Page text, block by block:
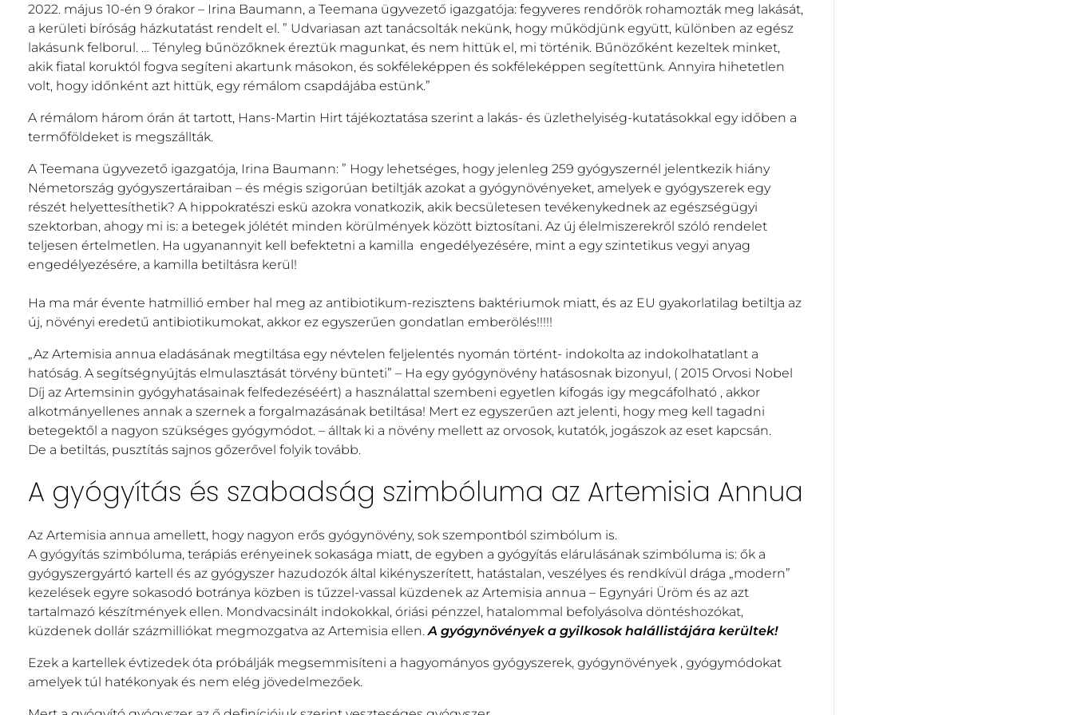
2022. május 10-én 9 órakor – Irina Baumann, a Teemana ügyvezető igazgatója: fegyveres rendőrök rohamozták meg lakását,
a kerületi bíróság házkutatást rendelt el. ” Udvariasan azt tanácsolták nekünk, hogy működjünk együtt, különben az egész
lakásunk felborul. … Tényleg bűnözőknek éreztük magunkat, és nem hittük el, mi történik. Bűnözőként kezeltek minket,
akik fiatal koruktól fogva segíteni akartunk másokon, és sokféleképpen és sokféleképpen segítettünk. Annyira hihetetlen
volt, hogy időnként azt hittük, egy rémálom csapdájába estünk.”
A rémálom három órán át tartott, Hans-Martin Hirt tájékoztatása szerint a lakás- és üzlethelyiség-kutatásokkal egy időben a
termőföldeket is megszállták.
A Teemana ügyvezető igazgatója, Irina Baumann: ” Hogy lehetséges, hogy jelenleg 259 gyógyszernél jelentkezik hiány
Németország gyógyszertáraiban – és mégis szigorúan betiltják azokat a gyógynövényeket, amelyek e gyógyszerek egy
részét helyettesíthetik? A hippokratészi eskü azokra vonatkozik, akik becsületesen tevékenykednek az egészségügyi
szektorban, ahogy mi is: a betegek jólétét minden körülmények között biztosítani. Az új élelmiszerekről szóló rendelet
teljesen értelmetlen. Ha ugyanannyit kell befektetni a kamilla engedélyezésére, mint a egy szintetikus vegyi anyag
engedélyezésére, a kamilla betiltásra kerül!
Ha ma már évente hatmillió ember hal meg az antibiotikum-rezisztens baktériumok miatt, és az EU gyakorlatilag betiltja az
új, növényi eredetű antibiotikumokat, akkor ez egyszerűen gondatlan emberölés!!!!!
„Az Artemisia annua eladásának megtiltása egy névtelen feljelentés nyomán történt- indokolta az indokolhatatlant a
hatóság. A segítségnyújtás elmulasztását törvény bünteti” – Ha egy gyógynövény hatásosnak bizonyul, ( 2015 Orvosi Nobel
Díj az Artemsinin gyógyhatásainak felfedezéséért) a használattal szembeni egyetlen kifogás igy megcáfolható , akkor
alkotmányellenes annak a szernek a forgalmazásának betiltása! Mert ez egyszerűen azt jelenti, hogy meg kell tagadni
betegektől a nagyon szükséges gyógymódot. – álltak ki a növény mellett az orvosok, kutatók, jogászok az eset kapcsán.
De a betiltás, pusztítás sajnos gőzerővel folyik tovább.
A gyógyítás és szabadság szimbóluma az Artemisia Annua
Az Artemisia annua amellett, hogy nagyon erős gyógynövény, sok szempontból szimbólum is.
A gyógyítás szimbóluma, terápiás erényeinek sokasága miatt, de egyben a gyógyítás elárulásának szimbóluma is: ők a
gyógyszergyártó kartell és az gyógyszer hazudozók által kikényszerített, hatástalan, veszélyes és rendkívül drága „modern”
kezelések egyre sokasodó botránya közben is tűzzel-vassal küzdenek az Artemisia annua – Egynyári Üröm és az azt
tartalmazó készítmények ellen. Mondvacsinált indokokkal, óriási pénzzel, hatalommal befolyásolva döntéshozókat,
küzdenek dollár százmilliókat megmozgatva az Artemisia ellen. A gyógynövények a gyilkosok halállistájára kerültek!
Ezek a kartellek évtizedek óta próbálják megsemmisíteni a hagyományos gyógyszerek, gyógynövények , gyógymódokat
amelyek túl hatékonyak és nem elég jövedelmezőek.